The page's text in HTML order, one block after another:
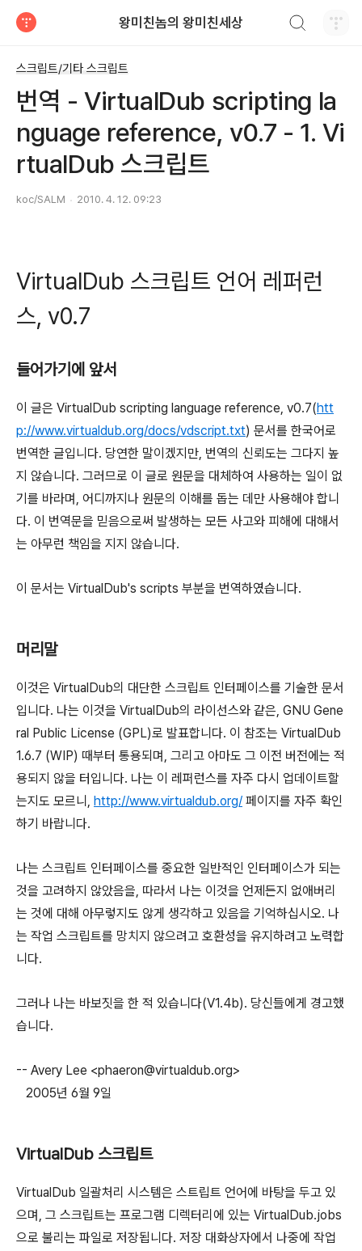
왕미친놈의 왕미친세상
스크립트/기타 스크립트
번역 - VirtualDub scripting la
nguage reference, v0.7 - 1. Vi
rtualDub 스크립트
koc/SALM 2010. 4. 12. 09:23
VirtualDub 스크립트 언어 레퍼런
스, v0.7
들어가기에 앞서
이 글은 VirtualDub scripting language reference, v0.7(htt
p://www.virtualdub.org/docs/vdscript.txt) 문서를 한국어로
번역한 글입니다. 당연한 말이겠지만, 번역의 신뢰도는 그다지 높
지 않습니다. 그러므로 이 글로 원문을 대체하여 사용하는 일이 없
기를 바라며, 어디까지나 원문의 이해를 돕는 데만 사용해야 합니
다. 이 번역문을 믿음으로써 발생하는 모든 사고와 피해에 대해서
는 아무런 책임을 지지 않습니다.
이 문서는 VirtualDub's scripts 부분을 번역하였습니다.
머리말
이것은 VirtualDub의 대단한 스크립트 인터페이스를 기술한 문서
입니다. 나는 이것을 VirtualDub의 라이선스와 같은, GNU Gene
ral Public License (GPL)로 발표합니다. 이 참조는 VirtualDub
1.6.7 (WIP) 때부터 통용되며, 그리고 아마도 그 이전 버전에는 적
용되지 않을 터입니다. 나는 이 레퍼런스를 자주 다시 업데이트할
는지도 모르니, http://www.virtualdub.org/ 페이지를 자주 확인
하기 바랍니다.
나는 스크립트 인터페이스를 중요한 일반적인 인터페이스가 되는
것을 고려하지 않았음을, 따라서 나는 이것을 언제든지 없애버리
는 것에 대해 아무렇지도 않게 생각하고 있음을 기억하십시오. 나
는 작업 스크립트를 망치지 않으려고 호환성을 유지하려고 노력합
니다.
그러나 나는 바보짓을 한 적 있습니다(V1.4b). 당신들에게 경고했
습니다.
-- Avery Lee <phaeron@virtualdub.org>
2005년 6월 9일
VirtualDub 스크립트
VirtualDub 일괄처리 시스템은 스트립트 언어에 바탕을 두고 있
으며, 그 스크립트는 프로그램 디렉터리에 있는 VirtualDub.jobs
으로 불리는 파일로 저장됩니다. 저장 대화상자에서 나중에 작업